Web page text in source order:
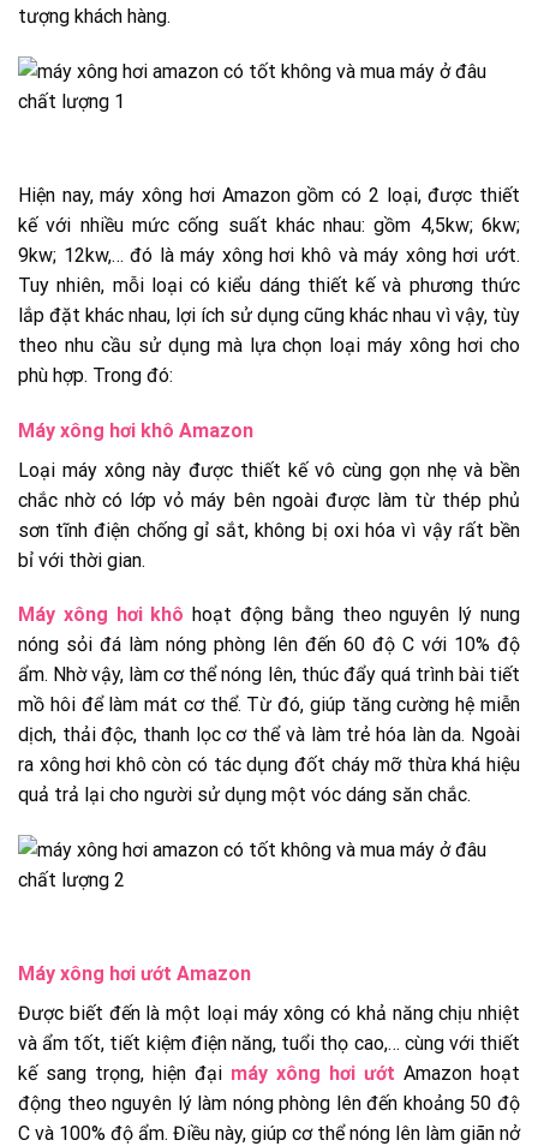
tượng khách hàng.
Hiện nay, máy xông hơi Amazon gồm có 2 loại, được thiết
kế với nhiều mức cống suất khác nhau: gồm 4,5kw; 6kw;
9kw; 12kw,… đó là máy xông hơi khô và máy xông hơi ướt.
Tuy nhiên, mỗi loại có kiểu dáng thiết kế và phương thức
lắp đặt khác nhau, lợi ích sử dụng cũng khác nhau vì vậy, tùy
theo nhu cầu sử dụng mà lựa chọn loại máy xông hơi cho
phù hợp. Trong đó:
Máy xông hơi khô Amazon
Loại máy xông này được thiết kế vô cùng gọn nhẹ và bền
chắc nhờ có lớp vỏ máy bên ngoài được làm từ thép phủ
sơn tĩnh điện chống gỉ sắt, không bị oxi hóa vì vậy rất bền
bỉ với thời gian.
Máy xông hơi khô hoạt động bằng theo nguyên lý nung
nóng sỏi đá làm nóng phòng lên đến 60 độ C với 10% độ
ẩm. Nhờ vậy, làm cơ thể nóng lên, thúc đẩy quá trình bài tiết
mồ hôi để làm mát cơ thể. Từ đó, giúp tăng cường hệ miễn
dịch, thải độc, thanh lọc cơ thể và làm trẻ hóa làn da. Ngoài
ra xông hơi khô còn có tác dụng đốt cháy mỡ thừa khá hiệu
quả trả lại cho người sử dụng một vóc dáng săn chắc.
Máy xông hơi ướt Amazon
Được biết đến là một loại máy xông có khả năng chịu nhiệt
và ẩm tốt, tiết kiệm điện năng, tuổi thọ cao,… cùng với thiết
kế sang trọng, hiện đại máy xông hơi ướt Amazon hoạt
động theo nguyên lý làm nóng phòng lên đến khoảng 50 độ
C và 100% độ ẩm. Điều này, giúp cơ thể nóng lên làm giãn nở